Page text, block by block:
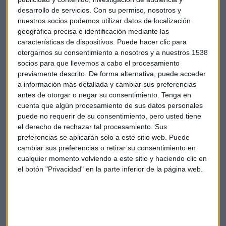
desarrollo de servicios. Con su permiso, nosotros y
nuestros socios podemos utilizar datos de localización
geográfica precisa e identificación mediante las
características de dispositivos. Puede hacer clic para
otorgarnos su consentimiento a nosotros y a nuestros 1538
socios para que llevemos a cabo el procesamiento
previamente descrito. De forma alternativa, puede acceder
a información más detallada y cambiar sus preferencias
antes de otorgar o negar su consentimiento. Tenga en
cuenta que algún procesamiento de sus datos personales
puede no requerir de su consentimiento, pero usted tiene
el derecho de rechazar tal procesamiento. Sus
preferencias se aplicarán solo a este sitio web. Puede
cambiar sus preferencias o retirar su consentimiento en
cualquier momento volviendo a este sitio y haciendo clic en
el botón "Privacidad" en la parte inferior de la página web.
brillantes gracias a esa diversificación”, relata Felipe
Moreno, director de desarrollo de negocio deFinizens
Los perfiles de las carteras están totalmente ajustados a los
perfiles de los inversores gracias a las 20.000 posiciones en
todo el mundo con presencia en Estados Unidos, China y los
mercados emergentes. "La diversificación te permite
reducir al mínimo la volatilidad", comenta.
Finizens